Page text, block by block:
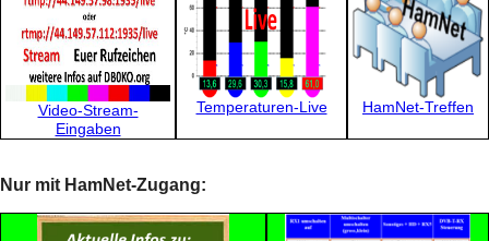
Video-Stream-
Eingaben
Temperaturen-Live HamNet-Treffen
Nur mit HamNet-Zugang: